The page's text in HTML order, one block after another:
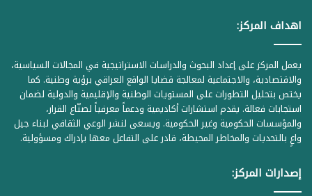
اهداف المركز:
يعمل المركز على إعداد البحوث والدراسات الاستراتيجية في المجالات السياسية،
والاقتصادية، والاجتماعية لمعالجة قضايا الواقع العراقي برؤية وطنية. كما
يختص بتحليل التطورات على المستويات الوطنية والإقليمية والدولية لضمان
استجابات فعالة. يقدم استشارات أكاديمية ودعماً معرفياً لصنّاع القرار،
والمؤسسات الحكومية وغير الحكومية. ويسعى لنشر الوعي الثقافي لبناء جيل
واعٍ بالتحديات والمخاطر المحيطة، قادر على التفاعل معها بإدراك ومسؤولية.
إصدارات المركز: